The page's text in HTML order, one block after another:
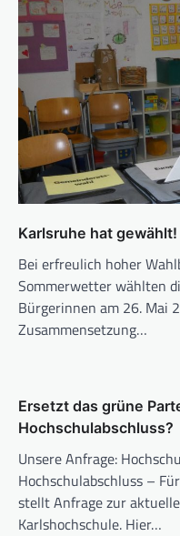
Karlsruhe hat gewählt!
Bei erfreulich hoher
Sommerwetter wählten
Bürgerinnen am 26. Mai
Zusammensetzung…
Ersetzt das grüne
Hochschulabschluss?
Unsere Anfrage:
Hochschulabschluss –
stellt Anfrage zur
Karlshochschule. Hier…